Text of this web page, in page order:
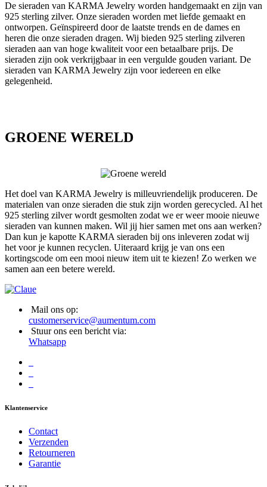
De sieraden van KARMA Jewelry worden handgemaakt en zijn van
925 sterling zilver. Onze sieraden worden met liefde gemaakt en
ontworpen. Geïnspireerd door de laatste trends en de dames en
heren die onze sieraden dragen. Wij bieden 925 sterling zilveren
sieraden aan van hoge kwaliteit voor een betaalbare prijs. De
sieraden zijn ook verkrijgbaar in een vergulde gouden variant. De
sieraden van KARMA Jewelry zijn voor iedereen en elke
gelegenheid.
GROENE WERELD
Het doel van KARMA Jewelry is milleuvriendelijk produceren. De
materialen van onze sieraden die stuk zijn worden gerecycled. Al het
925 sterling zilver wordt gesmolten zodat we er weer mooie nieuwe
sieraden van kunnen maken. Wil jij hier samen met ons aan werken?
Dan kun je kapotte KARMA sieraden bij ons inleveren zodat wij
het voor je kunnen recyclen. Uiteraard krijg je van ons een
kortingscode om een mooi nieuw item uit te kiezen! Zo werken we
samen aan een betere wereld.
Mail ons op:
customerservice@aumentum.com
Stuur ons een bericht via:
Whatsapp
Klantenservice
Contact
Verzenden
Retourneren
Garantie